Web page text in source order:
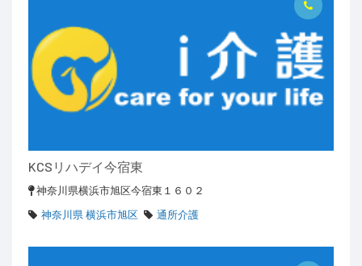
KCSリハデイ今宿東
神奈川県横浜市旭区今宿東１６０２
神奈川県 横浜市旭区
通所介護